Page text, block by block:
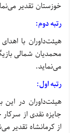
خوزستان تقدیر
رتبه دوم:
هیئت‌داوران با
محمدیان شمالی
می‌نماید.
رتبه اول:
هیئت‌داوران در این
جایزه نقدی از
از کرمانشاه تقدیر